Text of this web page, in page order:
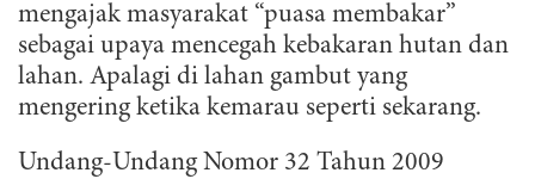
mengajak masyarakat “puasa membakar”
sebagai upaya mencegah kebakaran hutan dan
lahan. Apalagi di lahan gambut yang
mengering ketika kemarau seperti sekarang.
Undang-Undang Nomor 32 Tahun 2009